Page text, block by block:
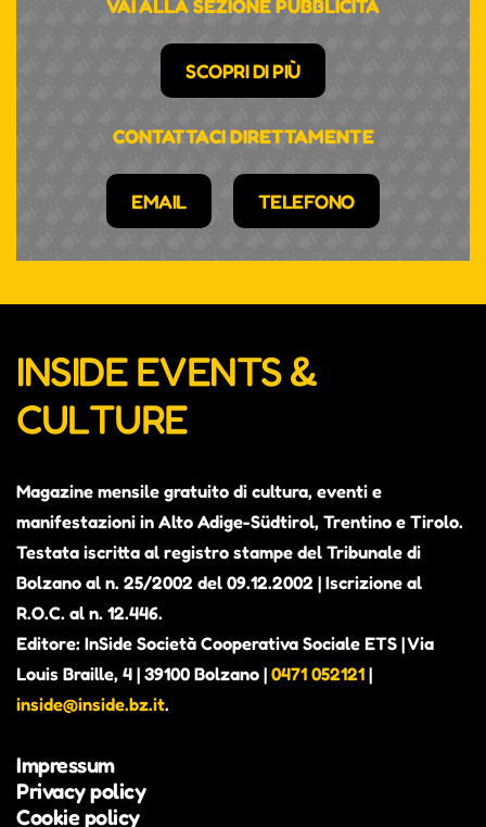
VAI ALLA SEZIONE PUBBLICITÀ
SCOPRI DI PIÙ
CONTATTACI DIRETTAMENTE
EMAIL TELEFONO
INSIDE EVENTS &
CULTURE
Magazine mensile gratuito di cultura, eventi e
manifestazioni in Alto Adige-Südtirol, Trentino e Tirolo.
Testata iscritta al registro stampe del Tribunale di
Bolzano al n. 25/2002 del 09.12.2002 | Iscrizione al
R.O.C. al n. 12.446.
Editore: InSide Società Cooperativa Sociale ETS | Via
Louis Braille, 4 | 39100 Bolzano | 0471 052121 |
inside@inside.bz.it.
Impressum
Privacy policy
Cookie policy